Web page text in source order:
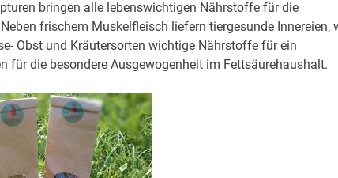
bringen alle lebenswichtigen Nährstoffe für die
frischem Muskelfleisch liefern tiergesunde Innereien,
Obst und Kräutersorten wichtige Nährstoffe für ein
für die besondere Ausgewogenheit im Fettsäurehaushalt.